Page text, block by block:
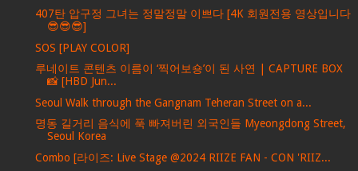
407탄 압구정 그녀는 정말정말 이쁘다 [4K 회원전용 영상입니다
😎😎😎]
SOS [PLAY COLOR]
루네이트 콘텐츠 이름이 ‘찍어보숑’이 된 사연 | CAPTURE BOX
📸 [HBD Jun...
Seoul Walk through the Gangnam Teheran Street on a...
명동 길거리 음식에 푹 빠져버린 외국인들 Myeongdong Street,
Seoul Korea
Combo [라이즈: Live Stage @2024 RIIZE FAN - CON 'RIIZ...